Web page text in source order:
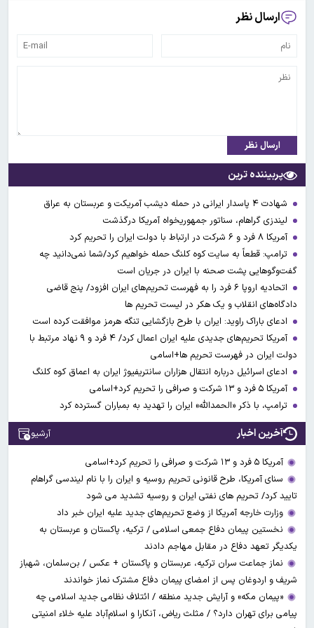
ارسال نظر
ارسال نظر
پربیننده ترین
شهادت ۴ پاسدار ایرانی در حمله دیشب آمریکت و عربستان به عراق
لیندزی گراهام، سناتور جمهوریخواه آمریکا درگذشت
آمریکا ۸ فرد و ۶ شرکت در ارتباط با دولت ایران را تحریم کرد
ترامپ: قطعاً به سایت کوه کلنگ حمله خواهیم کرد/شما نمی‌دانید چه
گفت‌وگوهایی پشت صحنه با ایران در جریان است
اتحادیه اروپا ۶ فرد را به فهرست تحریم‌های ایران افزود/ پنج قاضی
دادگاه‌های انقلاب و یک هکر در لیست تحریم ها
ادعای باراک راوید: ایران با طرح بازگشایی تنگه هرمز موافقت کرده است
آمریکا تحریم‌های جدیدی علیه ایران اعمال کرد/ ۴ فرد و ۹ نهاد مرتبط با
دولت ایران در فهرست تحریم ها+اسامی
ادعای اسرائیل درباره انتقال هزاران سانتریفیوژ ایران به اعماق کوه کلنگ
آمریکا ۵ فرد و ۱۳ شرکت و صرافی را تحریم کرد+اسامی
ترامپ، با ذکر «الحمدالله» ایران را تهدید به بمباران گسترده کرد
آخرین اخبار آرشیو
آمریکا ۵ فرد و ۱۳ شرکت و صرافی را تحریم کرد+اسامی
سنای آمریکا، طرح قانونی تحریم روسیه و ایران را با نام لیندسی گراهام
تایید کرد/ تحریم های نفتی ایران و روسیه تشدید می شود
وزارت خارجه آمریکا از وضع تحریم‌های جدید علیه ایران خبر داد
نخستین پیمان دفاع جمعی اسلامی / ترکیه، پاکستان و عربستان به
یکدیگر تعهد دفاع در مقابل مهاجم دادند
نماز جماعت سران ترکیه، عربستان و پاکستان + عکس / بن‌سلمان، شهباز
شریف و اردوغان پس از امضای پیمان دفاع مشترک نماز خواندند
«پیمان مکه» و آرایش جدید منطقه / ائتلاف نظامی جدید اسلامی چه
پیامی برای تهران دارد؟ / مثلث ریاض، آنکارا و اسلام‌آباد علیه خلاء امنیتی